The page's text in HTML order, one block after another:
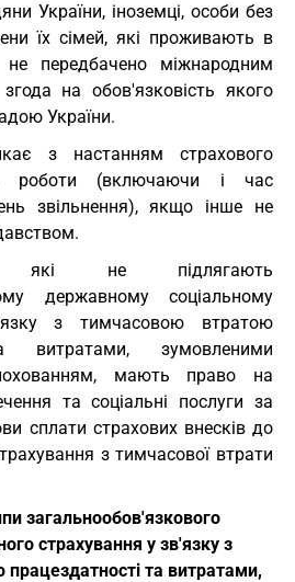
України, іноземці, особи без
їх сімей, які проживають в
передбачено міжнародним
на обов'язковість якого
України.
з настанням страхового
роботи (включаючи і час
звільнення), якщо інше не
не підлягають
державному соціальному
з тимчасовою втратою
витратами, зумовленими
мають право на
та соціальні послуги за
сплати страхових внесків до
з тимчасової втрати
загальнообов'язкового
страхування у зв'язку з
та витратами,